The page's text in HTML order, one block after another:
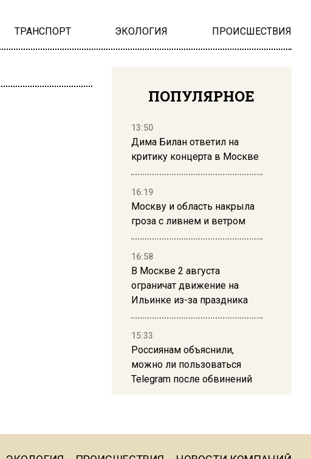
ТРАНСПОРТ ЭКОЛОГИЯ ПРОИСШЕСТВИЯ
ПОПУЛЯРНОЕ
13:50
Дима Билан ответил на
критику концерта в Москве
16:19
Москву и область накрыла
гроза с ливнем и ветром
16:58
В Москве 2 августа
ограничат движение на
Ильинке из-за праздника
15:33
Россиянам объяснили,
можно ли пользоваться
Telegram после обвинений